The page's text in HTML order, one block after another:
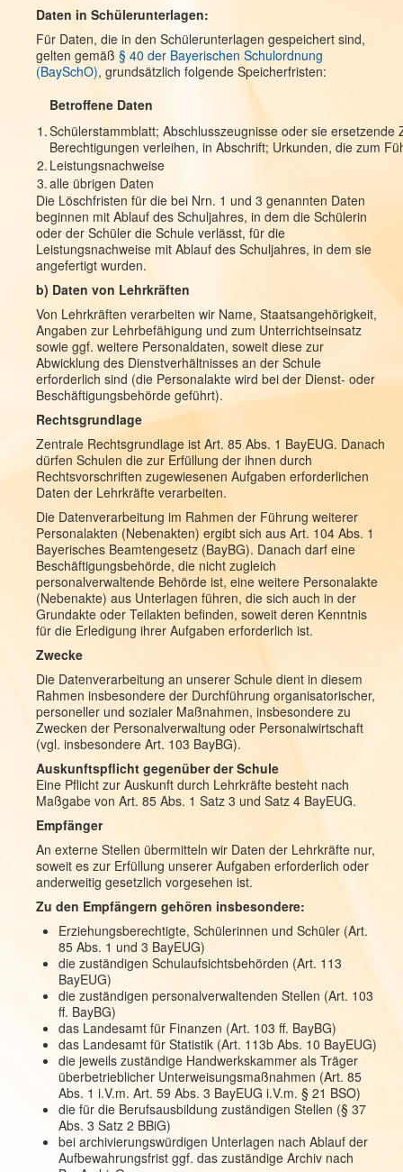
Daten in Schülerunterlagen:
Für Daten, die in den Schülerunterlagen gespeichert sind,
gelten gemäß § 40 der Bayerischen Schulordnung
(BaySchO), grundsätzlich folgende Speicherfristen:
Betroffene Daten
1.Schülerstammblatt; Abschlusszeugnisse oder sie
Berechtigungen verleihen, in Abschrift; Urkunden, die zum
2. Leistungsnachweise
3.alle übrigen Daten
Die Löschfristen für die bei Nrn. 1 und 3 genannten Daten
beginnen mit Ablauf des Schuljahres, in dem die Schülerin
oder der Schüler die Schule verlässt, für die
Leistungsnachweise mit Ablauf des Schuljahres, in dem sie
angefertigt wurden.
b) Daten von Lehrkräften
Von Lehrkräften verarbeiten wir Name, Staatsangehörigkeit,
Angaben zur Lehrbefähigung und zum Unterrichtseinsatz
sowie ggf. weitere Personaldaten, soweit diese zur
Abwicklung des Dienstverhältnisses an der Schule
erforderlich sind (die Personalakte wird bei der Dienst- oder
Beschäftigungsbehörde geführt).
Rechtsgrundlage
Zentrale Rechtsgrundlage ist Art. 85 Abs. 1 BayEUG. Danach
dürfen Schulen die zur Erfüllung der ihnen durch
Rechtsvorschriften zugewiesenen Aufgaben erforderlichen
Daten der Lehrkräfte verarbeiten.
Die Datenverarbeitung im Rahmen der Führung weiterer
Personalakten (Nebenakten) ergibt sich aus Art. 104 Abs. 1
Bayerisches Beamtengesetz (BayBG). Danach darf eine
Beschäftigungsbehörde, die nicht zugleich
personalverwaltende Behörde ist, eine weitere Personalakte
(Nebenakte) aus Unterlagen führen, die sich auch in der
Grundakte oder Teilakten befinden, soweit deren Kenntnis
für die Erledigung ihrer Aufgaben erforderlich ist.
Zwecke
Die Datenverarbeitung an unserer Schule dient in diesem
Rahmen insbesondere der Durchführung organisatorischer,
personeller und sozialer Maßnahmen, insbesondere zu
Zwecken der Personalverwaltung oder Personalwirtschaft
(vgl. insbesondere Art. 103 BayBG).
Auskunftspflicht gegenüber der Schule
Eine Pflicht zur Auskunft durch Lehrkräfte besteht nach
Maßgabe von Art. 85 Abs. 1 Satz 3 und Satz 4 BayEUG.
Empfänger
An externe Stellen übermitteln wir Daten der Lehrkräfte nur,
soweit es zur Erfüllung unserer Aufgaben erforderlich oder
anderweitig gesetzlich vorgesehen ist.
Zu den Empfängern gehören insbesondere:
Erziehungsberechtigte, Schülerinnen und Schüler (Art.
85 Abs. 1 und 3 BayEUG)
die zuständigen Schulaufsichtsbehörden (Art. 113
BayEUG)
die zuständigen personalverwaltenden Stellen (Art. 103
ff. BayBG)
das Landesamt für Finanzen (Art. 103 ff. BayBG)
das Landesamt für Statistik (Art. 113b Abs. 10 BayEUG)
die jeweils zuständige Handwerkskammer als Träger
überbetrieblicher Unterweisungsmaßnahmen (Art. 85
Abs. 1 i.V.m. Art. 59 Abs. 3 BayEUG i.V.m. § 21 BSO)
die für die Berufsausbildung zuständigen Stellen (§ 37
Abs. 3 Satz 2 BBiG)
bei archivierungswürdigen Unterlagen nach Ablauf der
Aufbewahrungsfrist ggf. das zuständige Archiv nach